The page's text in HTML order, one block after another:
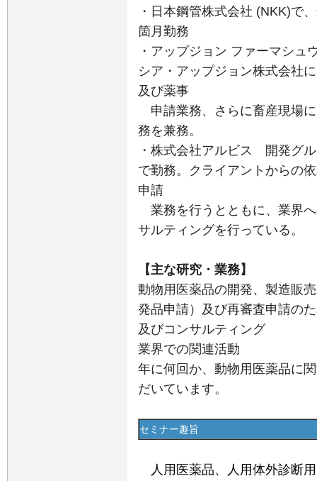
・日本鋼管株式会社 (NKK)で
箇月勤務
・アップジョン ファーマシュ
シア・アップジョン株式会社
及び薬事
申請業務、さらに畜産現場
務を兼務。
・株式会社アルビス 開発グ
で勤務。クライアントからの
申請
業務を行うとともに、業界
サルティングを行っている。
【主な研究・業務】
動物用医薬品の開発、製造販
発品申請）及び再審査申請の
及びコンサルティング
業界での関連活動
年に何回か、動物用医薬品に
だいています。
セミナー趣旨
人用医薬品、人用体外診断